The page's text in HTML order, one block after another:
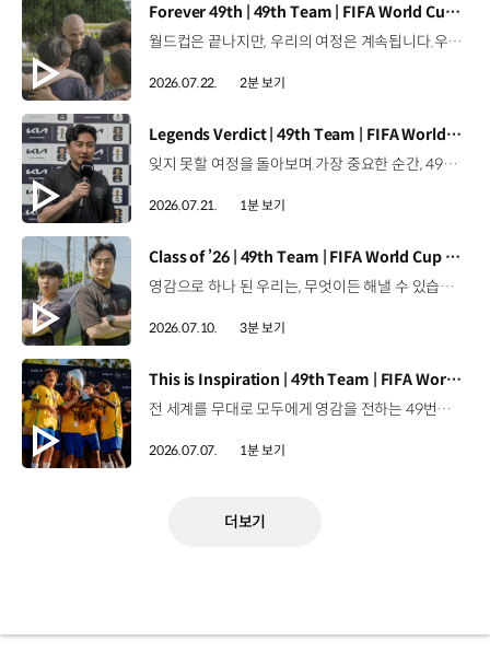
[동영상]
Forever 49th | 49th Team | FIFA World Cup 2026™
월드컵은 끝나지만, 우리의 여정은 계속됩니다.우리는 영원한 49번째 팀입니다. 자세히 보기 ▶ #Kia #InspirationConnectsUsAll #49thTeam #OMBC #FIFAWorldCup2026 유튜브 쇼츠 보기 >
2026.07.22. 2분 보기
[동영상]
Legends Verdict | 49th Team | FIFA World Cup 2026™
잊지 못할 여정을 돌아보며.가장 중요한 순간, 49번째 팀이 공을 건네며 완벽하게 임무를 해낸 그 순간을 함께 돌아봅니다. 자세히 보기 ▶ #Kia #InspirationConnectsUsAll #49thTeam #OMBC #FIFAWorldCup2026 유튜브 쇼츠 보기 >
2026.07.21. 1분 보기
[동영상]
Class of ’26 | 49th Team | FIFA World Cup 2026™
영감으로 하나 된 우리는, 무엇이든 해낼 수 있습니다.세계 곳곳에서 모인 2026년의 주인공들이 FIFA 월드컵™ 오피셜 매치볼 캐리어로 꿈의 무대에 섰습니다. 자세히 보기 ▶ #Kia #InspirationConnectsUsAll #49thTeam #OMBC #FIFAWorldCup2026 유튜브 쇼츠 보기 >
2026.07.10. 3분 보기
[동영상]
This is Inspiration | 49th Team | FIFA World Cup 2026™
전 세계를 무대로 모두에게 영감을 전하는 49번째 팀.FIFA 월드컵 2026™을 향한 여정 속, 이제 사람들의 시선은 이 어린 스타들에게 향합니다. 자세히 보기 ▶ #Kia #InspirationConnectsUsAll #49thTeam #OMBC #FIFAWorldCup2026 유튜브 쇼츠 보기 >
2026.07.07. 1분 보기
더보기